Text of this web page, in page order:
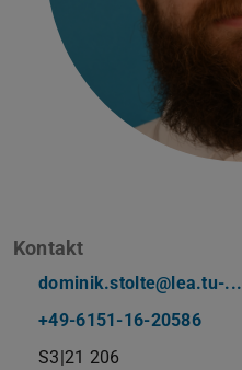
Kontakt
dominik.stolte@lea.tu-...
+49-6151-16-20586
S3|21 206